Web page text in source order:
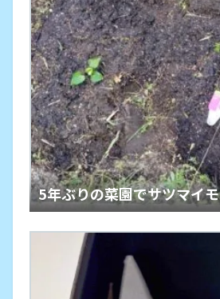
5年ぶりの菜園でサツマイモ